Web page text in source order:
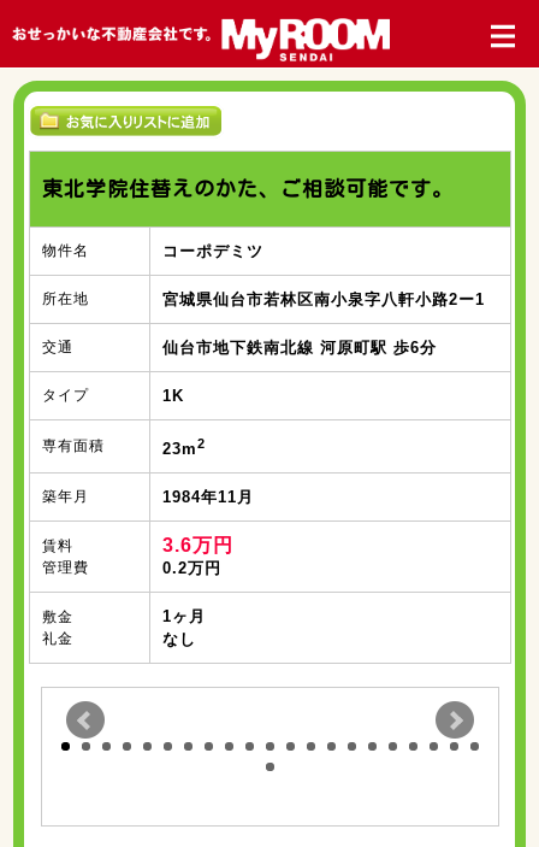
東北学院住替えのかた、ご相談可能です。
物件名 コーポデミツ
所在地 宮城県仙台市若林区南小泉字八軒小路2ー1
交通 仙台市地下鉄南北線 河原町駅 歩6分
タイプ 1K
専有面積 23m2
築年月 1984年11月
賃料
管理費
3.6万円
0.2万円
敷金
礼金
1ヶ月
なし